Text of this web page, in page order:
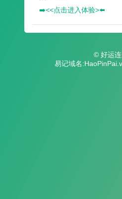
➡️<<点击进入体验>⬅️
© 好运
易记域名